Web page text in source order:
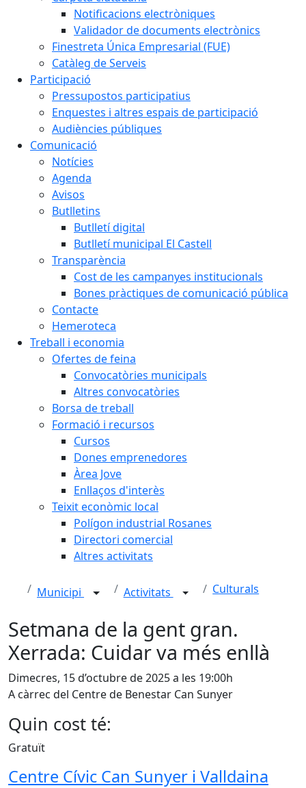
Notificacions electròniques
Validador de documents electrònics
Finestreta Única Empresarial (FUE)
Catàleg de Serveis
Participació
Pressupostos participatius
Enquestes i altres espais de participació
Audiències públiques
Comunicació
Notícies
Agenda
Avisos
Butlletins
Butlletí digital
Butlletí municipal El Castell
Transparència
Cost de les campanyes institucionals
Bones pràctiques de comunicació pública
Contacte
Hemeroteca
Treball i economia
Ofertes de feina
Convocatòries municipals
Altres convocatòries
Borsa de treball
Formació i recursos
Cursos
Dones emprenedores
Àrea Jove
Enllaços d'interès
Teixit econòmic local
Polígon industrial Rosanes
Directori comercial
Altres activitats
Municipi Activitats Culturals
Setmana de la gent gran.
Xerrada: Cuidar va més enllà
Dimecres, 15 d’octubre de 2025 a les 19:00h
A càrrec del Centre de Benestar Can Sunyer
Quin cost té:
Gratuït
Centre Cívic Can Sunyer i Valldaina